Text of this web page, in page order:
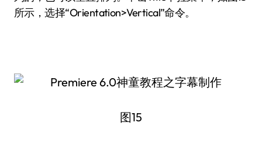
所示，选择“Orientation>Vertical”命令。
图15